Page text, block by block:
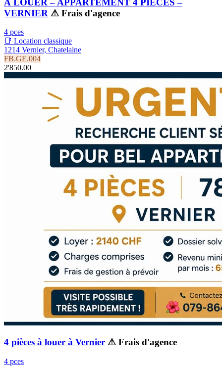
VERNIER ⚠ Frais d'agence
4 pces
📑 Location classique
1214 Vernier, Chatelaine
FB.GE.004
2'850.00
4 pièces à louer à Vernier ⚠ Frais d'agence
4 pces